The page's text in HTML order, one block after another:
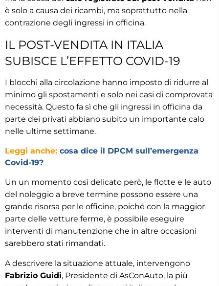
è solo a causa dei ricambi, ma soprattutto nella
contrazione degli ingressi in officina.
IL POST-VENDITA IN ITALIA
SUBISCE L’EFFETTO COVID-19
I blocchi alla circolazione hanno imposto di ridurre al
minimo gli spostamenti e solo nei casi di comprovata
necessità. Questo fa sì che gli ingressi in officina da
parte dei privati abbiano subito un importante calo
nelle ultime settimane.
Leggi anche: cosa dice il DPCM sull’emergenza
Covid-19?
Un un momento così delicato però, le flotte e le auto
del noleggio a breve termine possono essere una
grande risorsa per le officine, poiché con la maggior
parte delle vetture ferme, è possibile eseguire
interventi di manutenzione che in altre occasioni
sarebbero stati rimandati.
A descrivere la situazione attuale, intervengono
Fabrizio Guidi, Presidente di AsConAuto, la più